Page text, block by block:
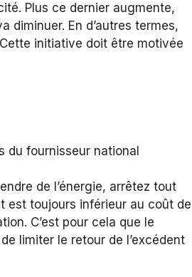
Plus ce dernier augmente,
diminuer. En d’autres termes,
initiative doit être motivée
du fournisseur national
de l’énergie, arrêtez tout
est toujours inférieur au coût de
C’est pour cela que le
limiter le retour de l’excédent